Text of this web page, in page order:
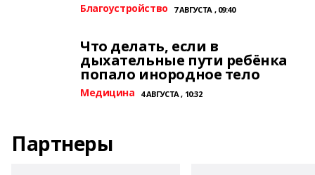
Благоустройство 7 АВГУСТА , 09:40
Что делать, если в
дыхательные пути ребёнка
попало инородное тело
Медицина 4 АВГУСТА , 10:32
Партнеры